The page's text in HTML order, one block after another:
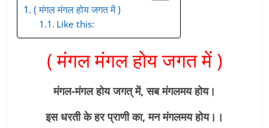
( मंगल मंगल होय जगत में )
Like this:
( मंगल मंगल होय जगत में )
मंगल-मंगल होय जगत् में, सब मंगलमय होय।
इस धरती के हर प्राणी का, मन मंगलमय होय।।